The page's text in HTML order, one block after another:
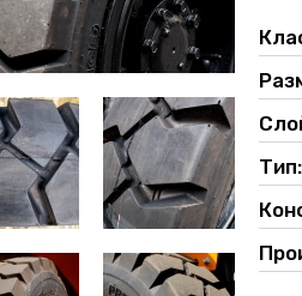
Тип: